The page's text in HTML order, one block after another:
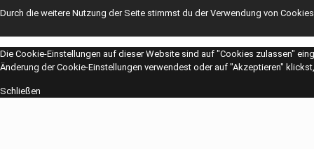
Durch die weitere Nutzung der Seite stimmst du der Verwendung von
Die Cookie-Einstellungen auf dieser Website sind auf "Cookies zulassen"
Änderung der Cookie-Einstellungen verwendest oder auf "Akzeptieren"
Schließen